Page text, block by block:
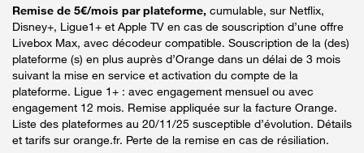
Remise de 5€/mois par plateforme, cumulable, sur Netflix,
Disney+, Ligue1+ et Apple TV en cas de souscription d’une offre
Livebox Max, avec décodeur compatible. Souscription de la (des)
plateforme (s) en plus auprès d’Orange dans un délai de 3 mois
suivant la mise en service et activation du compte de la
plateforme. Ligue 1+ : avec engagement mensuel ou avec
engagement 12 mois. Remise appliquée sur la facture Orange.
Liste des plateformes au 20/11/25 susceptible d’évolution. Détails
et tarifs sur orange.fr. Perte de la remise en cas de résiliation.